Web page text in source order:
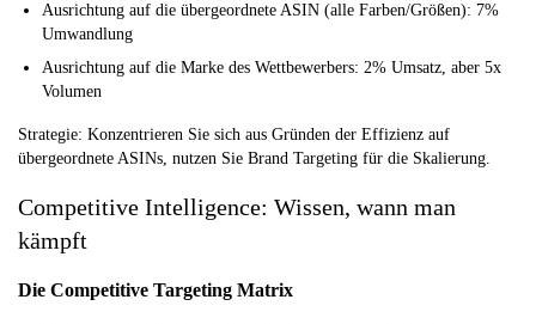
Ausrichtung auf die übergeordnete ASIN (alle Farben/Größen): 7%
Umwandlung
Ausrichtung auf die Marke des Wettbewerbers: 2% Umsatz, aber 5x
Volumen
Strategie: Konzentrieren Sie sich aus Gründen der Effizienz auf
übergeordnete ASINs, nutzen Sie Brand Targeting für die Skalierung.
Competitive Intelligence: Wissen, wann man
kämpft
Die Competitive Targeting Matrix